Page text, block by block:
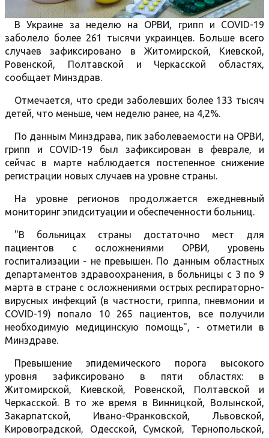
В Украине за неделю на ОРВИ, грипп и COVID-19
заболело более 261 тысячи украинцев. Больше всего
случаев зафиксировано в Житомирской, Киевской,
Ровенской, Полтавской и Черкасской областях,
сообщает Минздрав.
Отмечается, что среди заболевших более 133 тысяч
детей, что меньше, чем неделю ранее, на 4,2%.
По данным Минздрава, пик заболеваемости на ОРВИ,
грипп и COVID-19 был зафиксирован в феврале, и
сейчас в марте наблюдается постепенное снижение
регистрации новых случаев на уровне страны.
На уровне регионов продолжается ежедневный
мониторинг эпидситуации и обеспеченности больниц.
"В больницах страны достаточно мест для
пациентов с осложнениями ОРВИ, уровень
госпитализации - не превышен. По данным областных
департаментов здравоохранения, в больницы с 3 по 9
марта в стране с осложнениями острых респираторно-
вирусных инфекций (в частности, гриппа, пневмонии и
COVID-19) попало 10 265 пациентов, все получили
необходимую медицинскую помощь", - отметили в
Минздраве.
Превышение эпидемического порога высокого
уровня зафиксировано в пяти областях: в
Житомирской, Киевской, Ровенской, Полтавской и
Черкасской. В то же время в Винницкой, Волынской,
Закарпатской, Ивано-Франковской, Львовской,
Кировоградской, Одесской, Сумской, Тернопольской,